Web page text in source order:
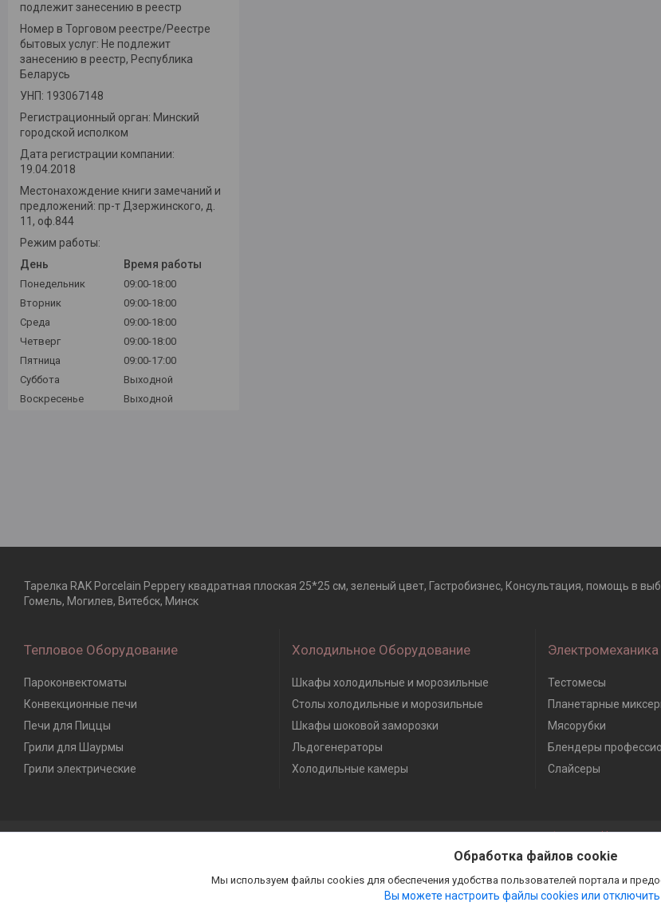
подлежит занесению в реестр
Номер в Торговом реестре/Реестре
бытовых услуг: Не подлежит
занесению в реестр, Республика
Беларусь
УНП: 193067148
Регистрационный орган: Минский
городской исполком
Дата регистрации компании:
19.04.2018
Местонахождение книги замечаний и
предложений: пр-т Дзержинского, д.
11, оф.844
Режим работы:
День
Время работы
Понедельник
09:00-18:00
Вторник
09:00-18:00
Среда
09:00-18:00
Четверг
09:00-18:00
Пятница
09:00-17:00
Суббота
Выходной
Воскресенье
Выходной
Тарелка RAK Porcelain Peppery квадратная плоская 25*25 см, зеленый цвет, Гастробизнес, Консультация, помощь в
Гомель, Могилев, Витебск, Минск
Тепловое Оборудование
Пароконвектоматы
Конвекционные печи
Печи для Пиццы
Грили для Шаурмы
Грили электрические
Холодильное Оборудование
Шкафы холодильные и морозильные
Столы холодильные и морозильные
Шкафы шоковой заморозки
Льдогенераторы
Холодильные камеры
Электромеханика
Тестомесы
Планетарные
Мясорубки
Блендеры
Слайсеры
Сайт создан на платформе Deal.by
Политика обработки файлов cookies
Обработка файлов cookie
Мы используем файлы cookies для обеспечения удобства пользователей портала и
Вы можете настроить файлы cookies или отключить
Гастробизнес |
Пожаловаться на контент
Select Language ▼